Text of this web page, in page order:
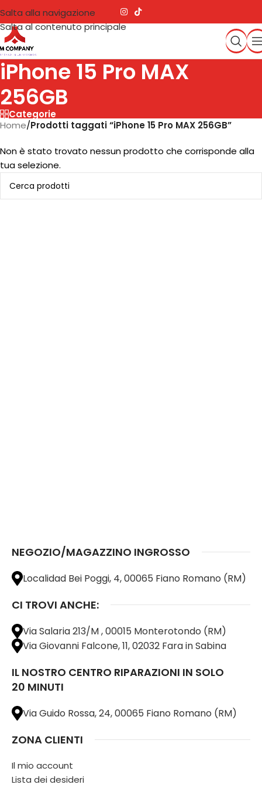
Salta alla navigazione
Salta al contenuto principale
iPhone 15 Pro MAX
256GB
Categorie
Home/Prodotti taggati “iPhone 15 Pro MAX 256GB”
Non è stato trovato nessun prodotto che corrisponde alla
tua selezione.
NEGOZIO/MAGAZZINO INGROSSO
Localidad Bei Poggi, 4, 00065 Fiano Romano (RM)
CI TROVI ANCHE:
Via Salaria 213/M , 00015 Monterotondo (RM)
Via Giovanni Falcone, 11, 02032 Fara in Sabina
IL NOSTRO CENTRO RIPARAZIONI IN SOLO
20 MINUTI
Via Guido Rossa, 24, 00065 Fiano Romano (RM)
ZONA CLIENTI
Il mio account
Lista dei desideri